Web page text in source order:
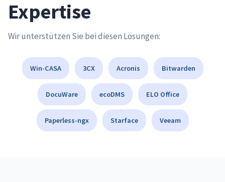
Expertise
Wir unterstützen Sie bei diesen Lösungen:
Win-CASA 3CX Acronis Bitwarden
DocuWare ecoDMS ELO Office
Paperless-ngx Starface Veeam